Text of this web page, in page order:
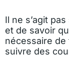
Il ne s’agit
et de savoir
nécessaire
suivre des